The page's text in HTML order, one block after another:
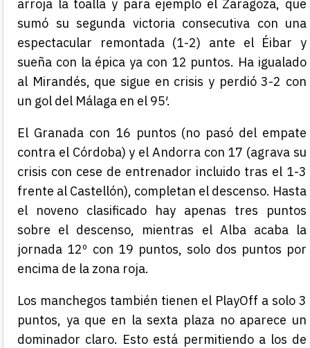
arroja la toalla y para ejemplo el Zaragoza, que
sumó su segunda victoria consecutiva con una
espectacular remontada (1-2) ante el Éibar y
sueña con la épica ya con 12 puntos. Ha igualado
al Mirandés, que sigue en crisis y perdió 3-2 con
un gol del Málaga en el 95′.
El Granada con 16 puntos (no pasó del empate
contra el Córdoba) y el Andorra con 17 (agrava su
crisis con cese de entrenador incluido tras el 1-3
frente al Castellón), completan el descenso. Hasta
el noveno clasificado hay apenas tres puntos
sobre el descenso, mientras el Alba acaba la
jornada 12º con 19 puntos, solo dos puntos por
encima de la zona roja.
Los manchegos también tienen el PlayOff a solo 3
puntos, ya que en la sexta plaza no aparece un
dominador claro. Esto está permitiendo a los de